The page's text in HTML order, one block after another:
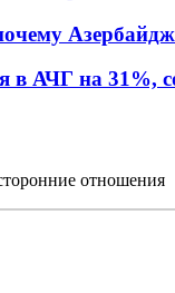
в АЧГ на 31%,
отношения